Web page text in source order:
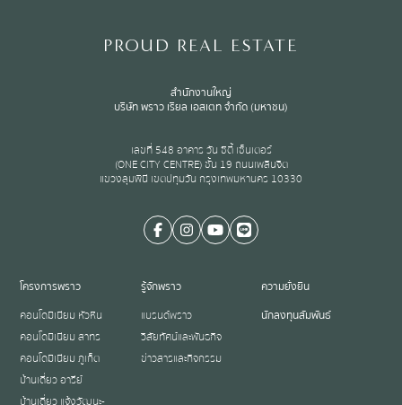
PROUD REAL ESTATE
สำนักงานใหญ่
บริษัท พราว เรียล เอสเตท จำกัด (มหาชน)
เลขที่ 548 อาคาร วัน ซิตี้ เซ็นเตอร์
(ONE CITY CENTRE) ชั้น 19 ถนนเพลินจิต
แขวงลุมพินี เขตปทุมวัน กรุงเทพมหานคร 10330
โครงการพราว
คอนโดมิเนียม หัวหิน
คอนโดมิเนียม สาทร
คอนโดมิเนียม ภูเก็ต
บ้านเดี่ยว อารีย์
บ้านเดี่ยว แจ้งวัฒนะ-
รู้จักพราว
แบรนด์พราว
วิสัยทัศน์และพันธกิจ
ข่าวสารและกิจกรรม
ความยั่งยืน
นักลงทุนสัมพันธ์